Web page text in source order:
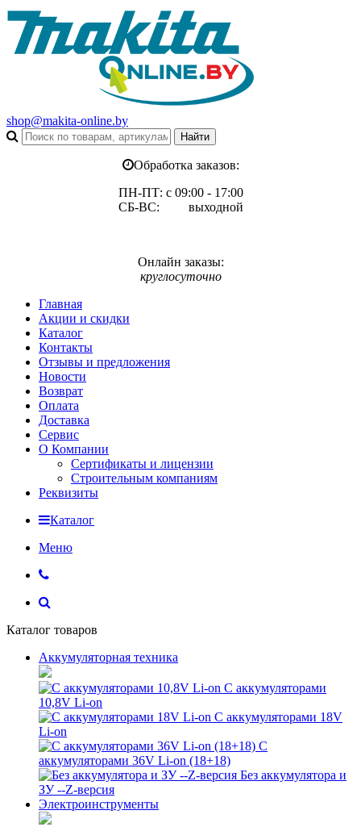
shop@makita-online.by
Обработка заказов:
ПН-ПТ: с 09:00 - 17:00
СБ-ВС: выходной
Онлайн заказы:
круглосуточно
Главная
Акции и скидки
Каталог
Контакты
Отзывы и предложения
Новости
Возврат
Оплата
Доставка
Сервис
О Компании
Сертификаты и лицензии
Строительным компаниям
Реквизиты
Каталог
Меню
Каталог товаров
Аккумуляторная техника
С аккумуляторами
10,8V Li-on
С аккумуляторами 18V
Li-on
С
аккумуляторами 36V Li-on (18+18)
Без аккумулятора и
ЗУ --Z-версия
Электроинструменты